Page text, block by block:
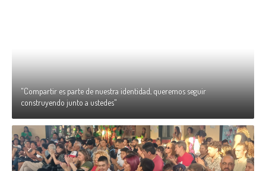
"Compartir es parte de nuestra identidad, queremos seguir
construyendo junto a ustedes"